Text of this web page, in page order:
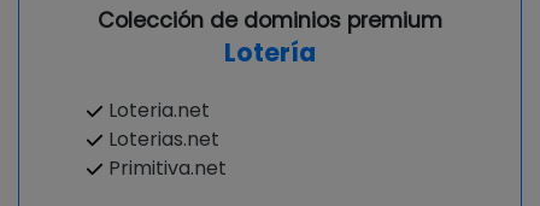
Colección de dominios premium
Lotería
Loteria.net
Loterias.net
Primitiva.net